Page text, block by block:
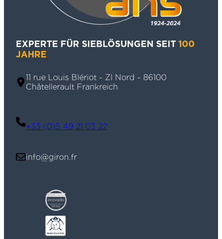
EXPERTE FÜR SIEBLÖSUNGEN SEIT 100
JAHRE
11 rue Louis Blériot - ZI Nord - 86100
Châtellerault Frankreich
+33 (0)5 49 21 03 22
info@giron.fr